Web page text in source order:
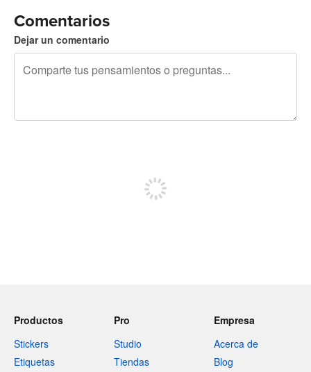
Comentarios
Dejar un comentario
Productos
Stickers
Etiquetas
Pro
Studio
Tiendas
Empresa
Acerca de
Blog